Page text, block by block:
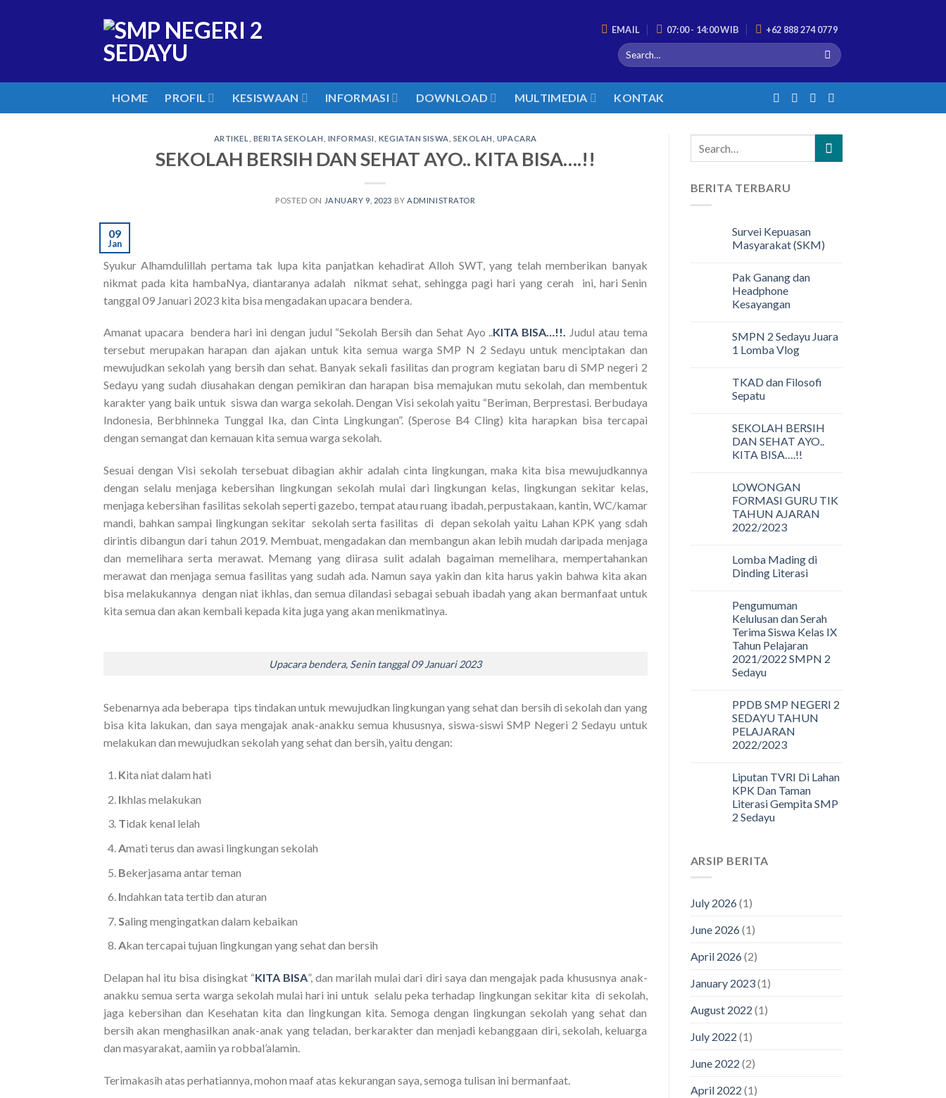
EMAIL 07:00 - 14:00 WIB +62 888 274 0779
HOME PROFIL KESISWAAN INFORMASI DOWNLOAD MULTIMEDIA KONTAK
ARTIKEL BERITA SEKOLAH INFORMASI KEGIATAN SISWA SEKOLAH UPACARA
SEKOLAH BERSIH DAN SEHAT AYO.. KITA BISA….!!
POSTED ON JANUARY 9, 2023 BY ADMINISTRATOR
09
Jan
Syukur Alhamdulillah pertama tak lupa kita panjatkan kehadirat Alloh SWT, yang telah memberikan banyak
nikmat pada kita hambaNya, diantaranya adalah nikmat sehat, sehingga pagi hari yang cerah ini, hari Senin
tanggal 09 Januari 2023 kita bisa mengadakan upacara bendera.
Amanat upacara bendera hari ini dengan judul “Sekolah Bersih dan Sehat Ayo ..KITA BISA…!!. Judul atau tema
tersebut merupakan harapan dan ajakan untuk kita semua warga SMP N 2 Sedayu untuk menciptakan dan
mewujudkan sekolah yang bersih dan sehat. Banyak sekali fasilitas dan program kegiatan baru di SMP negeri 2
Sedayu yang sudah diusahakan dengan pemikiran dan harapan bisa memajukan mutu sekolah, dan membentuk
karakter yang baik untuk siswa dan warga sekolah. Dengan Visi sekolah yaitu “Beriman, Berprestasi. Berbudaya
Indonesia, Berbhinneka Tunggal Ika, dan Cinta Lingkungan”. (Sperose B4 Cling) kita harapkan bisa tercapai
dengan semangat dan kemauan kita semua warga sekolah.
Sesuai dengan Visi sekolah tersebuat dibagian akhir adalah cinta lingkungan, maka kita bisa mewujudkannya
dengan selalu menjaga kebersihan lingkungan sekolah mulai dari lingkungan kelas, lingkungan sekitar kelas,
menjaga kebersihan fasilitas sekolah seperti gazebo, tempat atau ruang ibadah, perpustakaan, kantin, WC/kamar
mandi, bahkan sampai lingkungan sekitar sekolah serta fasilitas di depan sekolah yaitu Lahan KPK yang sdah
dirintis dibangun dari tahun 2019. Membuat, mengadakan dan membangun akan lebih mudah daripada menjaga
dan memelihara serta merawat. Memang yang diirasa sulit adalah bagaiman memelihara, mempertahankan
merawat dan menjaga semua fasilitas yang sudah ada. Namun saya yakin dan kita harus yakin bahwa kita akan
bisa melakukannya dengan niat ikhlas, dan semua dilandasi sebagai sebuah ibadah yang akan bermanfaat untuk
kita semua dan akan kembali kepada kita juga yang akan menikmatinya.
Upacara bendera, Senin tanggal 09 Januari 2023
Sebenarnya ada beberapa tips tindakan untuk mewujudkan lingkungan yang sehat dan bersih di sekolah dan yang
bisa kita lakukan, dan saya mengajak anak-anakku semua khususnya, siswa-siswi SMP Negeri 2 Sedayu untuk
melakukan dan mewujudkan sekolah yang sehat dan bersih, yaitu dengan:
Kita niat dalam hati
Ikhlas melakukan
Tidak kenal lelah
Amati terus dan awasi lingkungan sekolah
Bekerjasama antar teman
Indahkan tata tertib dan aturan
Saling mengingatkan dalam kebaikan
Akan tercapai tujuan lingkungan yang sehat dan bersih
Delapan hal itu bisa disingkat “KITA BISA”, dan marilah mulai dari diri saya dan mengajak pada khususnya anak-
anakku semua serta warga sekolah mulai hari ini untuk selalu peka terhadap lingkungan sekitar kita di sekolah,
jaga kebersihan dan Kesehatan kita dan lingkungan kita. Semoga dengan lingkungan sekolah yang sehat dan
bersih akan menghasilkan anak-anak yang teladan, berkarakter dan menjadi kebanggaan diri, sekolah, keluarga
dan masyarakat, aamiin ya robbal’alamin.
Terimakasih atas perhatiannya, mohon maaf atas kekurangan saya, semoga tulisan ini bermanfaat.
BERITA TERBARU
Survei Kepuasan
Masyarakat (SKM)
Pak Ganang dan
Headphone
Kesayangan
SMPN 2 Sedayu Juara
1 Lomba Vlog
TKAD dan Filosofi
Sepatu
SEKOLAH BERSIH
DAN SEHAT AYO..
KITA BISA….!!
LOWONGAN
FORMASI GURU TIK
TAHUN AJARAN
2022/2023
Lomba Mading di
Dinding Literasi
Pengumuman
Kelulusan dan Serah
Terima Siswa Kelas IX
Tahun Pelajaran
2021/2022 SMPN 2
Sedayu
PPDB SMP NEGERI 2
SEDAYU TAHUN
PELAJARAN
2022/2023
Liputan TVRI Di Lahan
KPK Dan Taman
Literasi Gempita SMP
2 Sedayu
ARSIP BERITA
July 2026(1)
June 2026(1)
April 2026(2)
January 2023(1)
August 2022 (1)
July 2022 (1)
June 2022 (2)
April 2022 (1)